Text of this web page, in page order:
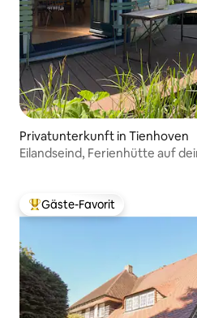
Privatunterkunft in Tienhoven
Eilandseind, Ferienhütte auf
Beliebter Gäste-Favorit.
Gäste-Favorit